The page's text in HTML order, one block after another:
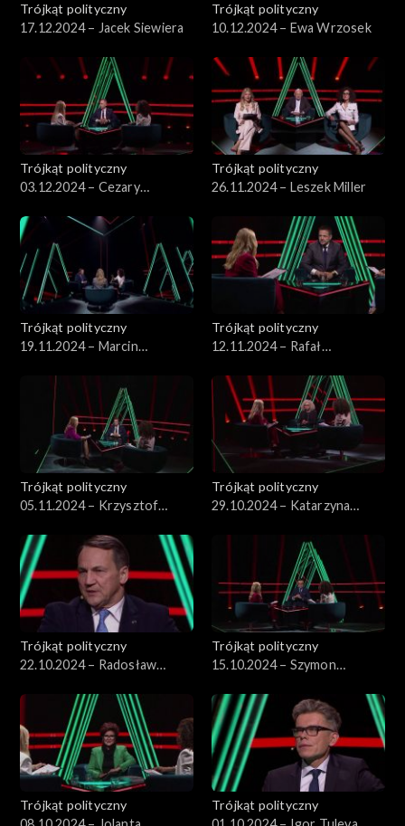
Trójkąt polityczny
17.12.2024 – Jacek Siewiera
Trójkąt polityczny
10.12.2024 – Ewa Wrzosek
Trójkąt polityczny
03.12.2024 – Cezary
Trójkąt polityczny
26.11.2024 – Leszek Miller
Trójkąt polityczny
19.11.2024 – Marcin
Trójkąt polityczny
12.11.2024 – Rafał
Trójkąt polityczny
05.11.2024 – Krzysztof
Trójkąt polityczny
29.10.2024 – Katarzyna
Trójkąt polityczny
22.10.2024 – Radosław
Trójkąt polityczny
15.10.2024 – Szymon
Trójkąt polityczny
Trójkąt polityczny